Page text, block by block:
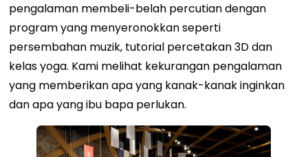
pengalaman membeli-belah percutian dengan
program yang menyeronokkan seperti
persembahan muzik, tutorial percetakan 3D dan
kelas yoga. Kami melihat kekurangan pengalaman
yang memberikan apa yang kanak-kanak inginkan
dan apa yang ibu bapa perlukan.